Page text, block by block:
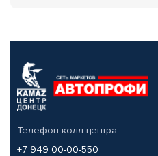
Телефон колл-центра
+7 949 00-00-550